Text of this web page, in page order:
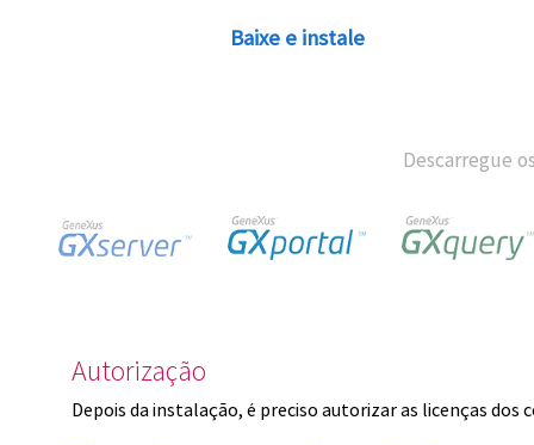
Baixe e instale
Descarregue
Autorização
Depois da instalação, é preciso autorizar as licenças dos